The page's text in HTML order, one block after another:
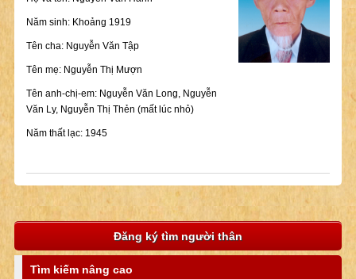
Năm sinh: Khoảng 1919
Tên cha: Nguyễn Văn Tập
Tên mẹ: Nguyễn Thị Mượn
Tên anh-chị-em: Nguyễn Văn Long, Nguyễn
Văn Ly, Nguyễn Thị Thẻn (mất lúc nhỏ)
Năm thất lạc: 1945
Đăng ký tìm người thân
Tìm kiếm nâng cao